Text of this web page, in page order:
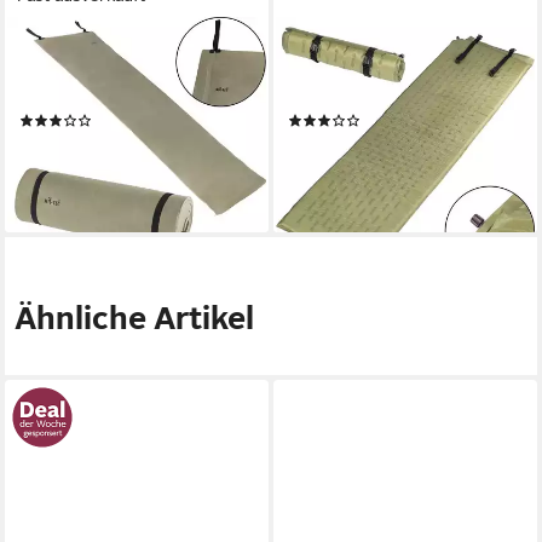
MIL-TEC
Isomatte Militär Isomatte,
Wasserabweisend
lieferbar - in 3-4 Werktagen bei dir
MIL-TEC
Isomatte Militär Thermomatte
Waffle Selbstaufblasend
(2)
lieferbar - in 3-4 Werktagen bei dir
Ähnliche Artikel